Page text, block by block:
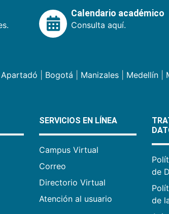
Calendario académico
Consulta aquí.
Apartadó Bogotá Manizales| Medellín|
SERVICIOS EN LÍNEA
Campus Virtual
Correo
Directorio Virtual
Atención al usuario
de
de